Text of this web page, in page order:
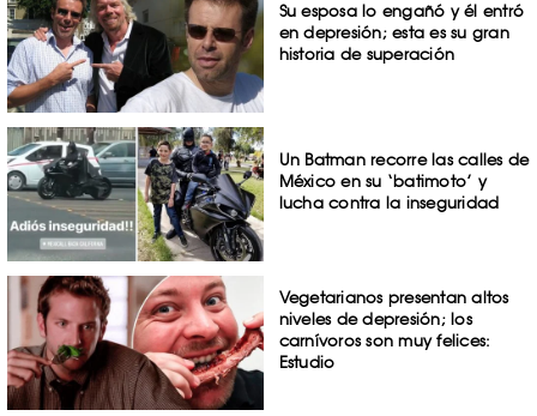
Su esposa lo engañó y él entró
en depresión; esta es su gran
historia de superación
Un Batman recorre las calles de
México en su ‘batimoto’ y
lucha contra la inseguridad
Vegetarianos presentan altos
niveles de depresión; los
carnívoros son muy felices:
Estudio